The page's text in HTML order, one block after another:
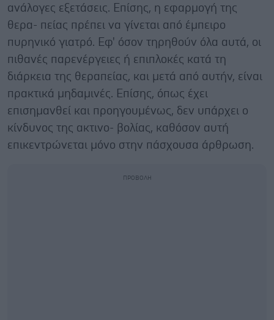
ανάλογες εξετάσεις. Επίσης, η εφαρμογή της
θερα- πείας πρέπει να γίνεται από έμπειρο
πυρηνικό γιατρό. Εφ' όσον τηρηθούν όλα αυτά, οι
πιθανές παρενέργειες ή επιπλοκές κατά τη
διάρκεια της θεραπείας, και μετά από αυτήν, είναι
πρακτικά μηδαμινές. Επίσης, όπως έχει
επισημανθεί και προηγουμένως, δεν υπάρχει ο
κίνδυνος της ακτινο- βολίας, καθόσον αυτή
επικεντρώνεται μόνο στην πάσχουσα άρθρωση.